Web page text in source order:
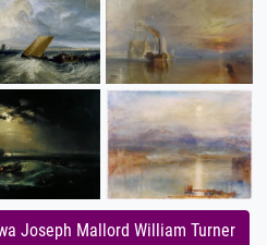
Joseph Mallord William Turner